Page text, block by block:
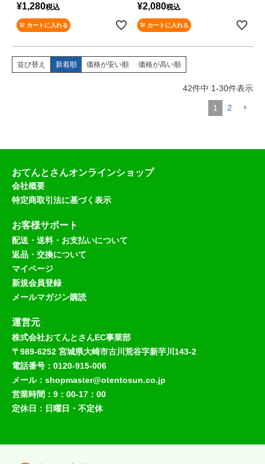
¥1,280税込
カートに入れる
¥2,080税込
カートに入れる
並び替え 新着順 価格が安い順 価格が高い順
42件中 1-30件表示
1 2
おてんとさんオンラインショップ
会社概要
特定商取引法に基づく表示
お客様サポート
配送・送料・お支払いについて
返品・交換について
マイページ
新規会員登録
メールマガジン購読
運営元
株式会社おてんとさんEC事業部
〒989-6252 宮城県大崎市古川荒谷字新芋川143-2
電話番号：0120-915-006
メール：shopmaster@otentosun.co.jp
営業時間：9：00-17：00
定休日：日曜日・不定休